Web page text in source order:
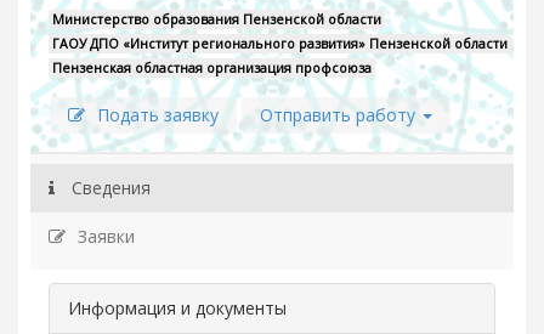
Министерство образования Пензенской области
ГАОУ ДПО «Институт регионального развития» Пензенской области
Пензенская областная организация профсоюза
Подать заявку Отправить работу
Сведения
Заявки
Информация и документы